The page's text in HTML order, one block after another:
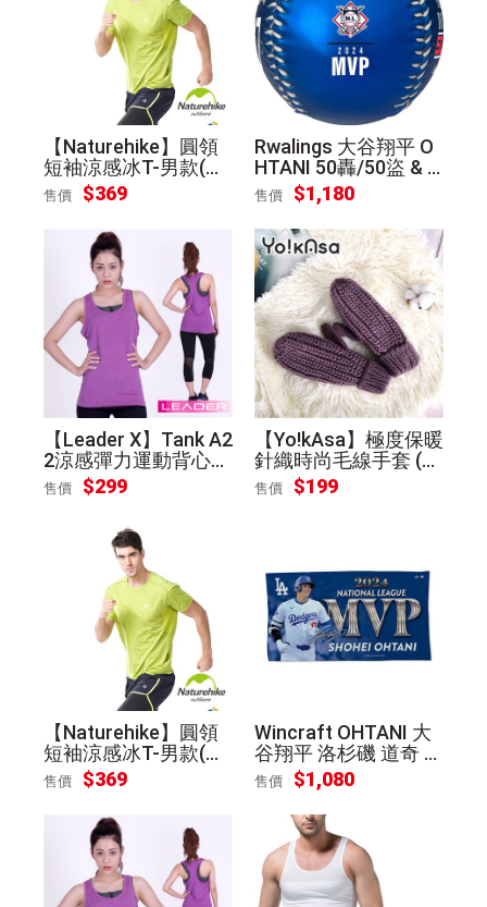
【Naturehike】圓領
短袖涼感冰T-男款(蘋
果綠L)
售價 $369
Rwalings 大谷翔平 O
HTANI 50轟/50盜 & 2
024 MVP 紀念球 [平
輸]
售價 $1,180
【Leader X】Tank A2
2涼感彈力運動背心
女款(紫桃M)
售價 $299
【Yo!kAsa】極度保暖
針織時尚毛線手套 (淺
紫色)
售價 $199
【Naturehike】圓領
短袖涼感冰T-男款(蘋
果綠XL)
售價 $369
Wincraft OHTANI 大
谷翔平 洛杉磯 道奇 2
024 MVP 紀念毛巾
售價 $1,080